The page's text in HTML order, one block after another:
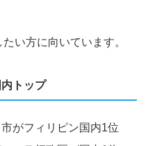
い方に向いています。
トップ
がフィリピン国内1位